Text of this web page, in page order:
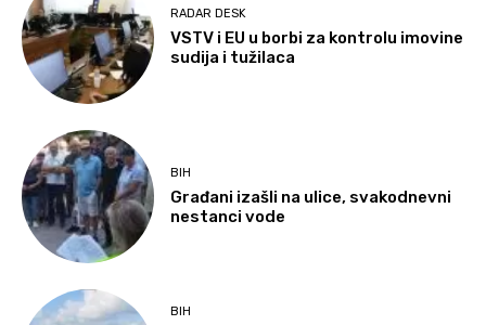
RADAR DESK
VSTV i EU u borbi za kontrolu imovine
sudija i tužilaca
BIH
Građani izašli na ulice, svakodnevni
nestanci vode
BIH